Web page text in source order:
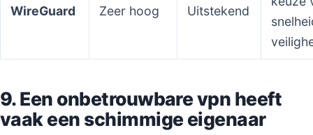
WireGuard Zeer hoog Uitstekend
9. Een onbetrouwbare vpn heeft
vaak een schimmige eigenaar